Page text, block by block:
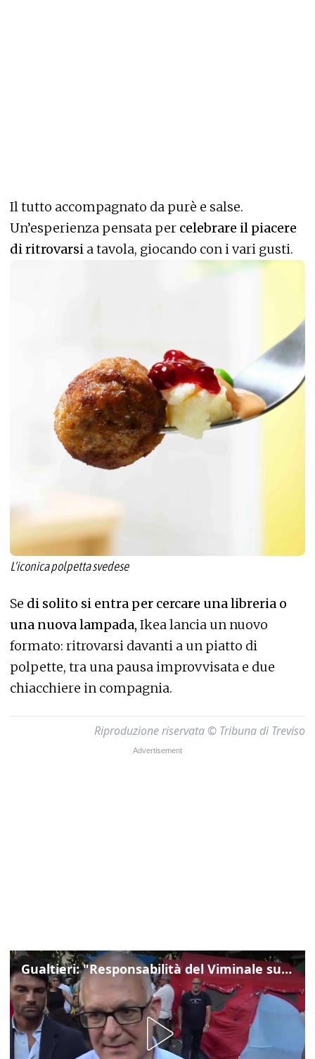
Il tutto accompagnato da purè e salse.
Un’esperienza pensata per celebrare il piacere
di ritrovarsi a tavola, giocando con i vari gusti.
L'iconica polpetta svedese
Se di solito si entra per cercare una libreria o
una nuova lampada, Ikea lancia un nuovo
formato: ritrovarsi davanti a un piatto di
polpette, tra una pausa improvvisata e due
chiacchiere in compagnia.
Riproduzione riservata © Tribuna di Treviso
Gualtieri: "Responsabilità del Viminale su Spin Time? La posizione dei partiti è nota"